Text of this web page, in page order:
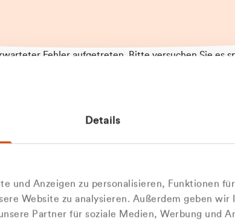
Details
und Anzeigen zu personalisieren, Funktionen
Website zu analysieren. Außerdem geben wir
Partner für soziale Medien, Werbung und
Fehler aufgetreten. Bitte versuchen Sie es
Fehler an. Wir entschuldigen uns für eventuelle
Sie uns
Wir sind gerne für Sie da